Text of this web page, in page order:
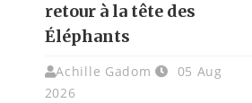
retour à la tête des
Éléphants
Achille Gadom
05 Aug
2026